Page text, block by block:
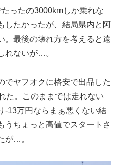
ったの3000kmしか乗れな
したかったが、結局県内と阿
。最後の壊れ方を考えると遠
れないが…。
でヤフオクに格安で出品した
た。このままでは走れない
-13万円ならまぁ悪くない結
うちょっと高値でスタートさ
が…。